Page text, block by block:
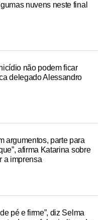
nuvens neste final
não podem ficar
delegado Alessandro
argumentos, parte para
afirma Katarina sobre
a imprensa
pé e firme”, diz Selma